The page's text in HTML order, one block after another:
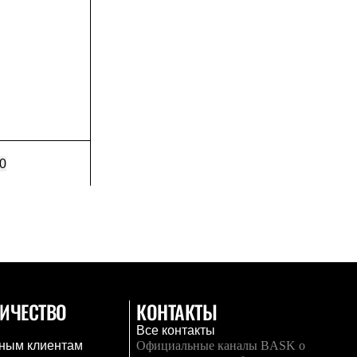
0
клиентам
КОНТАКТЫ
Все контакты
Официальные каналы BASK о